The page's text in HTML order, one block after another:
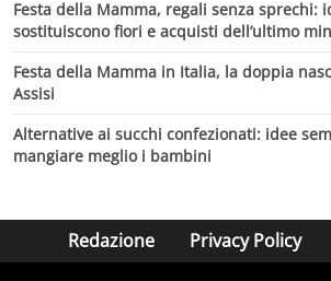
Festa della Mamma, regali senza sprechi:
sostituiscono fiori e acquisti dell’ultimo
Festa della Mamma in Italia, la doppia
Assisi
Alternative ai succhi confezionati: idee
mangiare meglio i bambini
Redazione Privacy Policy